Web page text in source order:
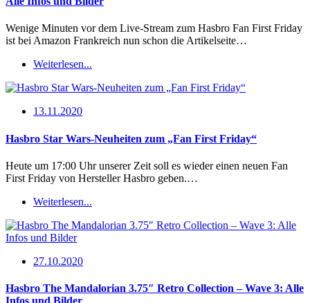
Wenige Minuten vor dem Live-Stream zum Hasbro Fan First Friday
ist bei Amazon Frankreich nun schon die Artikelseite…
Weiterlesen...
13.11.2020
Hasbro Star Wars-Neuheiten zum „Fan First Friday“
Heute um 17:00 Uhr unserer Zeit soll es wieder einen neuen Fan
First Friday von Hersteller Hasbro geben.…
Weiterlesen...
27.10.2020
Hasbro The Mandalorian 3.75″ Retro Collection – Wave 3: Alle
Infos und Bilder